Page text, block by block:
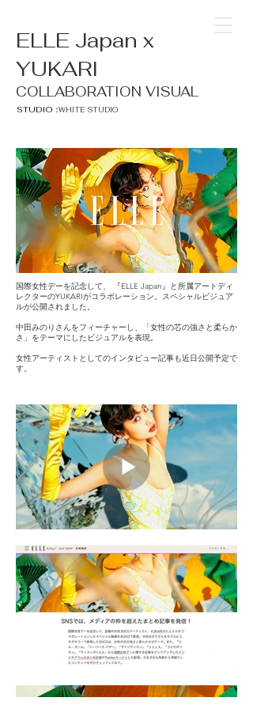
ELLE Japan x
YUKARI
COLLABORATION VISUAL
STUDIO：WHITE STUDIO
国際女性デーを記念して、 『ELLE Japan』と所属アートディ
レクターのYUKARIがコラボレーション。スペシャルビジュア
ルが公開されました。
中田みのりさんをフィーチャーし、「女性の芯の強さと柔らか
さ」をテーマにしたビジュアルを表現。
女性アーティストとしてのインタビュー記事も近日公開予定で
す。